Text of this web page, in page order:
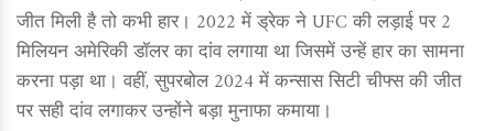
जीत मिली है तो कभी हार। 2022 में ड्रेक ने UFC की लड़ाई पर 2
मिलियन अमेरिकी डॉलर का दांव लगाया था जिसमें उन्हें हार का सामना
करना पड़ा था। वहीं, सुपरबोल 2024 में कन्सास सिटी चीफ्स की जीत
पर सही दांव लगाकर उन्होंने बड़ा मुनाफा कमाया।